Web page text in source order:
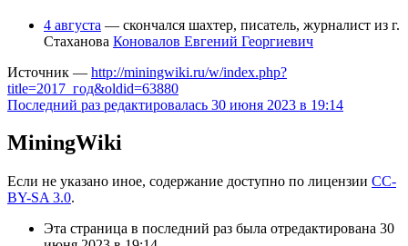
4 августа — скончался шахтер, писатель, журналист из г.
Стаханова Коновалов Евгений Георгиевич
Источник — http://miningwiki.ru/w/index.php?
title=2017_год&oldid=63880
Последний раз редактировалась 30 июня 2023 в 19:14
MiningWiki
Если не указано иное, содержание доступно по лицензии CC-
BY-SA 3.0.
Эта страница в последний раз была отредактирована 30